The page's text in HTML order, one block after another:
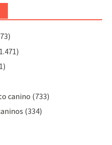
canino (733)
(334)